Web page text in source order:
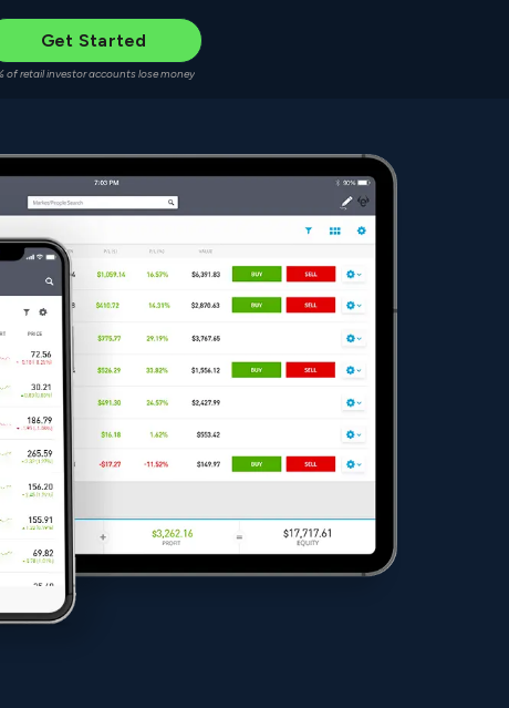
Get Started
of retail investor accounts lose money